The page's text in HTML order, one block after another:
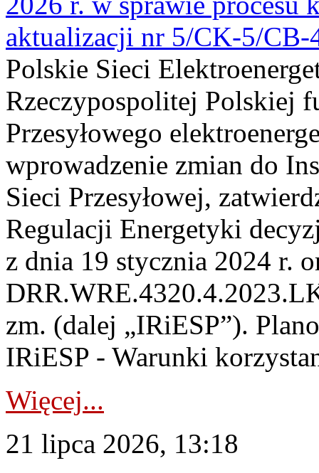
aktualizacji nr 5/CK-5/CB-
Polskie Sieci
Rzeczypospolitej Polskiej
Przesyłowego
wprowadzenie zmian do
Sieci Przesyłowej,
Regulacji Energetyki
z dnia 19 stycznia 2024 r.
zm. (dalej „IRiESP”).
IRiESP - Warunki
Więcej...
21 lipca 2026, 13:18